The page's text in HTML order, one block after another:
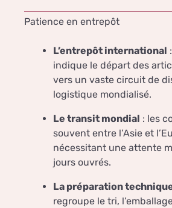
Patience en entrepôt
L’entrepôt international
indique le départ des
vers un vaste circuit de
logistique mondialisé.
Le transit mondial : les
souvent entre l’Asie et
nécessitant une attente
jours ouvrés.
La préparation
regroupe le tri,